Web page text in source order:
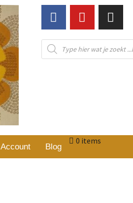
Account Blog
0 items